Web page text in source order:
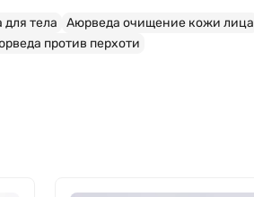
тела
Аюрведа очищение кожи лица
против перхоти